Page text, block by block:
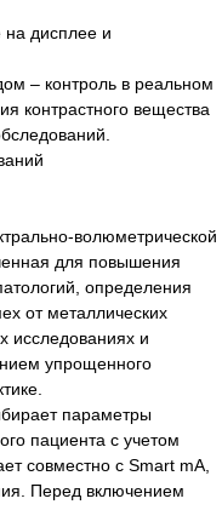
на дисплее и
– контроль в реальном
контрастного вещества
волюметрической
для повышения
определения
от металлических
исследованиях и
упрощенного
параметры
пациента с учетом
совместно с Smart mA,
Перед включением